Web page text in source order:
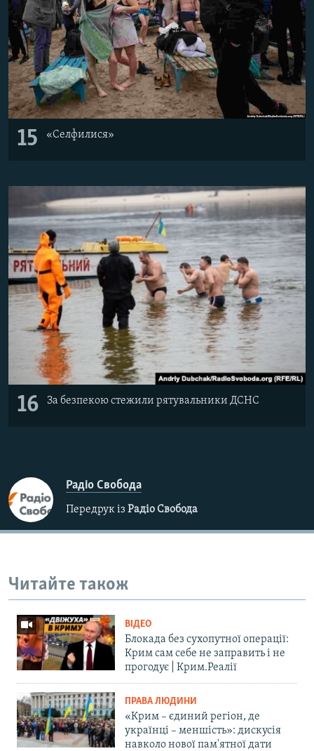
15 «Селфилися»
16 За безпекою стежили рятувальники ДСНС
Радіо Свобода
Передрук із Радіо Свобода
Читайте також
ВІДЕО
Блокада без сухопутної операції:
Крим сам себе не заправить і не
прогодує | Крим.Реалії
ПРАВА ЛЮДИНИ
«Крим – єдиний регіон, де
українці – меншість»: дискусія
навколо нової пам'ятної дати